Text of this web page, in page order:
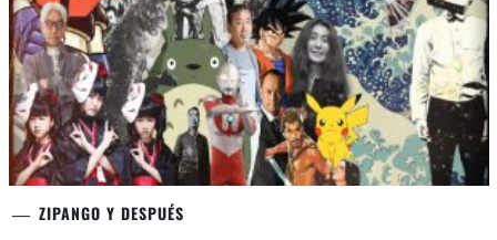
ZIPANGO Y DESPUÉS